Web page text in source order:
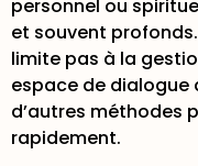
personnel ou
et souvent
limite pas à la
espace de dialogue
d’autres méthodes
rapidement.